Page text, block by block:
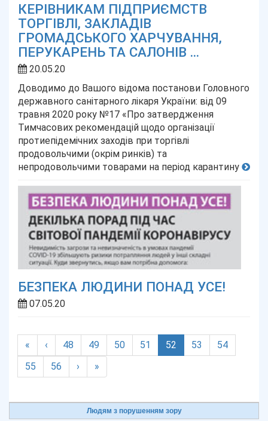
КЕРІВНИКАМ ПІДПРИЄМСТВ
ТОРГІВЛІ, ЗАКЛАДІВ
ГРОМАДСЬКОГО ХАРЧУВАННЯ,
ПЕРУКАРЕНЬ ТА САЛОНІВ ...
20.05.20
Доводимо до Вашого відома постанови Головного
державного санітарного лікаря України: від 09
травня 2020 року №17 «Про затвердження
Тимчасових рекомендацій щодо організації
протиепідемічних заходів при торгівлі
продовольчими (окрім ринків) та
непродовольчими товарами на період карантину
БЕЗПЕКА ЛЮДИНИ ПОНАД УСЕ!
07.05.20
« ‹ 48 49 50 51 52 (current)
53
54
55
56 › »
Людям з порушенням зору